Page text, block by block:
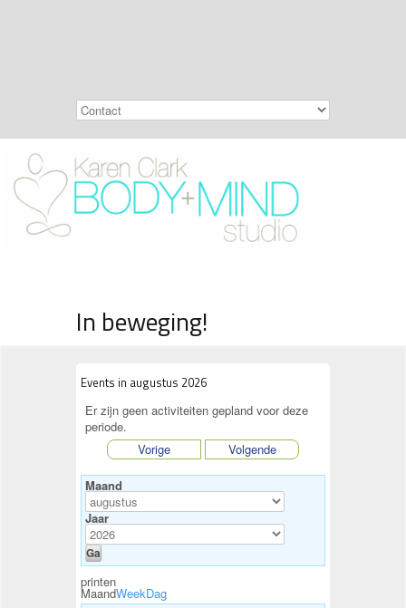
In beweging!
Events in augustus 2026
Er zijn geen activiteiten gepland voor deze
periode.
Vorige
Volgende
Maand
Jaar
printen
MaandWeekDag